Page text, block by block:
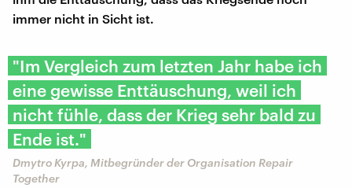
immer nicht in Sicht ist.
"Im Vergleich zum letzten Jahr habe ich
eine gewisse Enttäuschung, weil ich
nicht fühle, dass der Krieg sehr bald zu
Ende ist."
Dmytro Kyrpa, Mitbegründer der Organisation Repair
Together